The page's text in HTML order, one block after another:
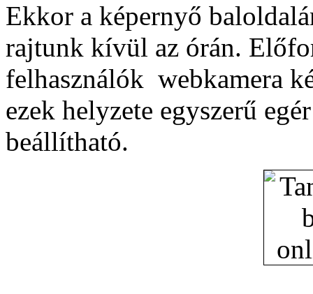
Ekkor a képernyő
rajtunk kívül az órán.
felhasználók webkamera
ezek helyzete egyszerű
beállítható.